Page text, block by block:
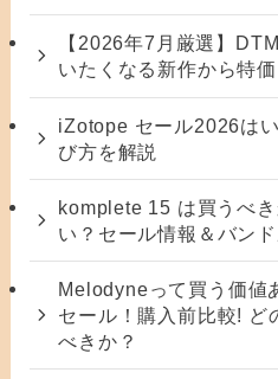
【2026年7月厳選】
いたくなる新作から特価
iZotope セール2026は
び方を解説
komplete 15 は買うべ
い？セール情報＆バン
Melodyneって買う価値
セール！購入前比較! ど
べきか？